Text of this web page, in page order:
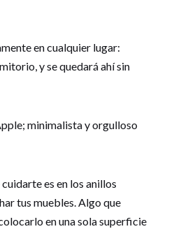
en cualquier lugar:
y se quedará ahí sin
minimalista y orgulloso
es en los anillos
tus muebles. Algo que
en una sola superficie